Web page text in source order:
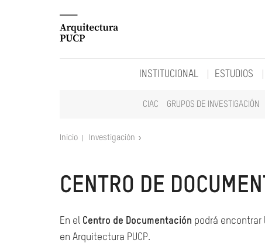
INSTITUCIONAL ESTUDIOS
CIAC GRUPOS DE INVESTIGACIÓN
Inicio Investigación
CENTRO DE
En el Centro de Documentación podrá
en Arquitectura PUCP.